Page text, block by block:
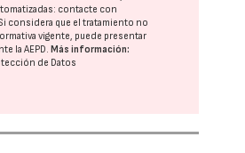
contacte con
considera que el tratamiento no
vigente, puede presentar
laAEPD. Más información:
de Datos